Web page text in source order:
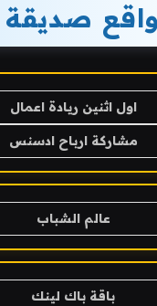
صديقة
اول اثنين ريادة اعمال
مشاركة ارباح ادسنس
عالم الشباب
باقة باك لينك